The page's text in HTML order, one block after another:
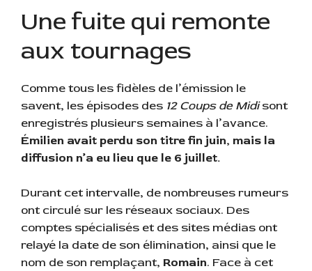
Une fuite qui remonte
aux tournages
Comme tous les fidèles de l’émission le
savent, les épisodes des 12 Coups de Midisont
enregistrés plusieurs semaines à l’avance.
Émilien avait perdu son titre fin juin, mais la
diffusion n’a eu lieu que le 6 juillet.
Durant cet intervalle, de nombreuses rumeurs
ont circulé sur les réseaux sociaux. Des
comptes spécialisés et des sites médias ont
relayé la date de son élimination, ainsi que le
nom de son remplaçant, Romain. Face à cet